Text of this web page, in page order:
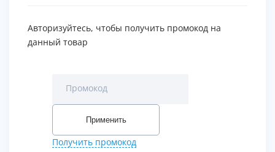
Авторизуйтесь, чтобы получить промокод на
данный товар
Промокод
Применить
Получить промокод